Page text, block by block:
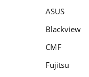
ASUS
Blackview
CMF
Fujitsu